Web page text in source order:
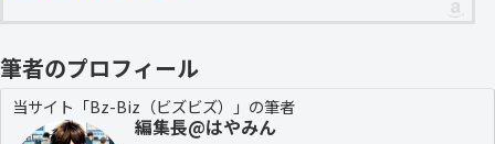
筆者のプロフィール
当サイト「Bz-Biz（ビズビズ）」の筆者
編集長@はやみん